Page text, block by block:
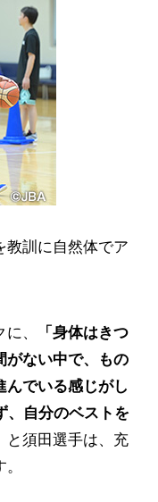
教訓に自然体でア
、
「身体はきつ
がない中で、もの
でいる感じがし
、自分のベストを
と須田選手は、充